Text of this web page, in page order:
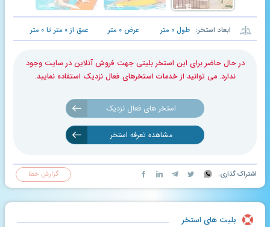
ابعاد استخر: طول ۰ متر عرض۰ متر عمق از۰ متر تا۰ متر
در حال حاضر برای این استخر بلیتی جهت فروش آنلاین در سایت وجود
ندارد. می توانید از خدمات استخرهای فعال نزدیک استفاده نمایید.
استخر های فعال نزدیک
مشاهده تعرفه استخر
اشتراک گذاری: گزارش خطا
بلیت های استخر